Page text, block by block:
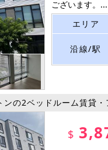
ございます。...
エリア
沿線/駅
の2ベッドルーム賃貸
$